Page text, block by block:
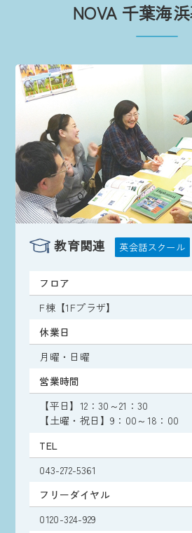
NOVA 千葉海
教育関連 英会話スクール
フロア
F棟【1Fプラザ】
休業日
月曜・日曜
営業時間
【平日】12：30～21：30
【土曜・祝日】9：00～18：00
TEL
043-272-5361
フリーダイヤル
0120-324-929